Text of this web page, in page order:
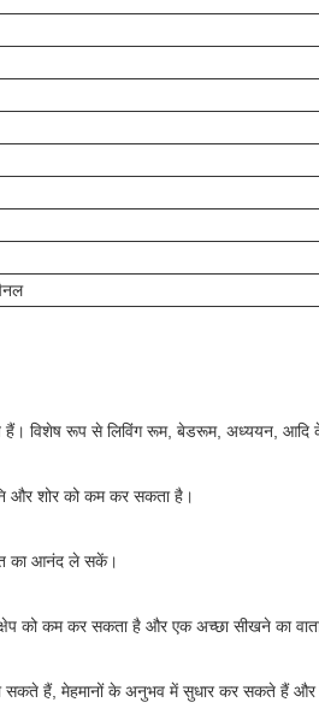
विशेष रूप से लिविंग रूम, बेडरूम, अध्ययन, आदि
और शोर को कम कर सकता है।
का आनंद ले सकें।
को कम कर सकता है और एक अच्छा सीखने का
सकते हैं, मेहमानों के अनुभव में सुधार कर सकते हैं और